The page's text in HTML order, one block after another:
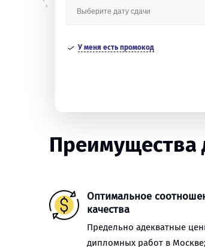
У меня есть промокод
Преимущества
Оптимальное
качества
Предельно адекватные
дипломных работ в Москве;